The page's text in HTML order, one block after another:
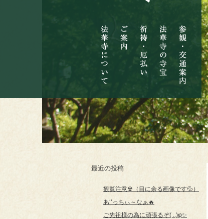
華
寺
に
つ
い
案
内
祷・
厄
払
い
華
寺
の
寺
宝
観・
交
通
案
内
最近の投稿
観覧注意☢（目に余る画像です💦）
あ‘‘っちぃ～なぁ🔥
ご先祖様の為に頑張るぞ( ..)φ✨